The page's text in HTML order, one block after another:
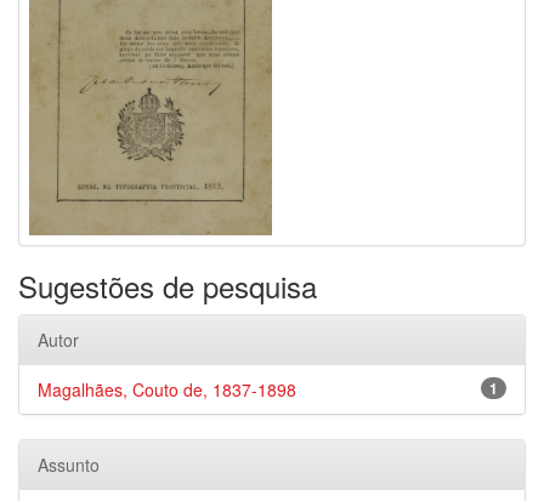
Sugestões de pesquisa
Autor
1
Magalhães, Couto de, 1837-1898
Assunto